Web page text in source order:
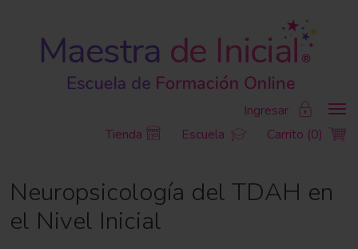
Tienda Escuela Carrito (0)
Ingresar
Neuropsicología del TDAH en
el Nivel Inicial